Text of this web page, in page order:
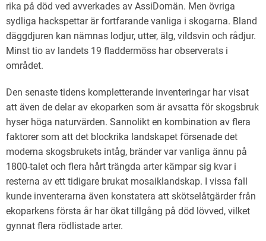
rika på död ved avverkades av AssiDomän. Men övriga
sydliga hackspettar är fortfarande vanliga i skogarna. Bland
däggdjuren kan nämnas lodjur, utter, älg, vildsvin och rådjur.
Minst tio av landets 19 fladdermöss har observerats i
området.
Den senaste tidens kompletterande inventeringar har visat
att även de delar av ekoparken som är avsatta för skogsbruk
hyser höga naturvärden. Sannolikt en kombination av flera
faktorer som att det blockrika landskapet försenade det
moderna skogsbrukets intåg, bränder var vanliga ännu på
1800-talet och flera hårt trängda arter kämpar sig kvar i
resterna av ett tidigare brukat mosaiklandskap. I vissa fall
kunde inventerarna även konstatera att skötselåtgärder från
ekoparkens första år har ökat tillgång på död lövved, vilket
gynnat flera rödlistade arter.